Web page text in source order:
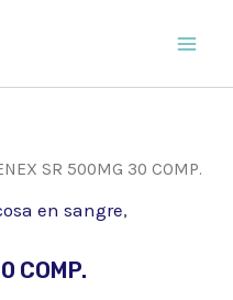
SR 500MG 30 COMP.
en sangre,
COMP.